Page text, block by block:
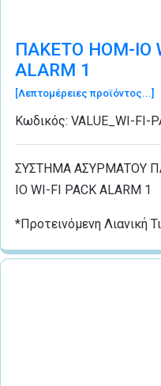
ΠΑΚΕΤΟ HOM-IO
ALARM 1
[Λεπτομέρειες προϊόντος...]
Κωδικός: VALUE_WI-FI-
ΣΥΣΤΗΜΑ ΑΣΥΡΜΑΤΟΥ
IO WI-FI PACK ALARM 1
*Προτεινόμενη Λιανική